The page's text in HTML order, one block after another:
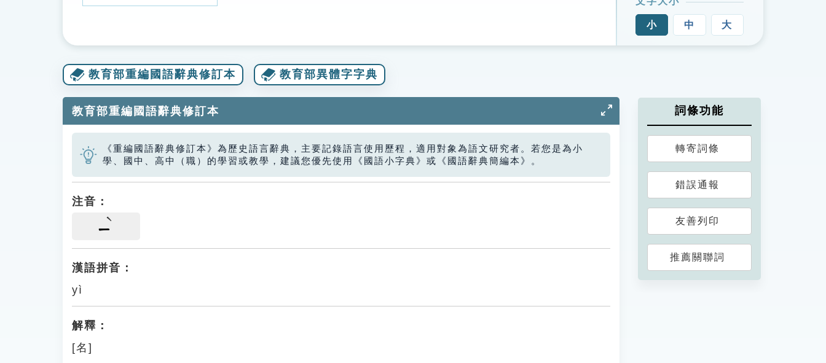
小 中 大
教育部重編國語辭典修訂本 教育部異體字字典
教育部重編國語辭典修訂本
《重編國語辭典修訂本》為歷史語言辭典，主要記錄語言使用歷程，適用對象為語文研究者。若您是為小
學、國中、高中（職）的學習或教學，建議您優先使用《國語小字典》或《國語辭典簡編本》。
注音：
ㄧ
漢語拼音：
yì
解釋：
[名]
詞條功能
轉寄詞條
錯誤通報
友善列印
推薦關聯詞